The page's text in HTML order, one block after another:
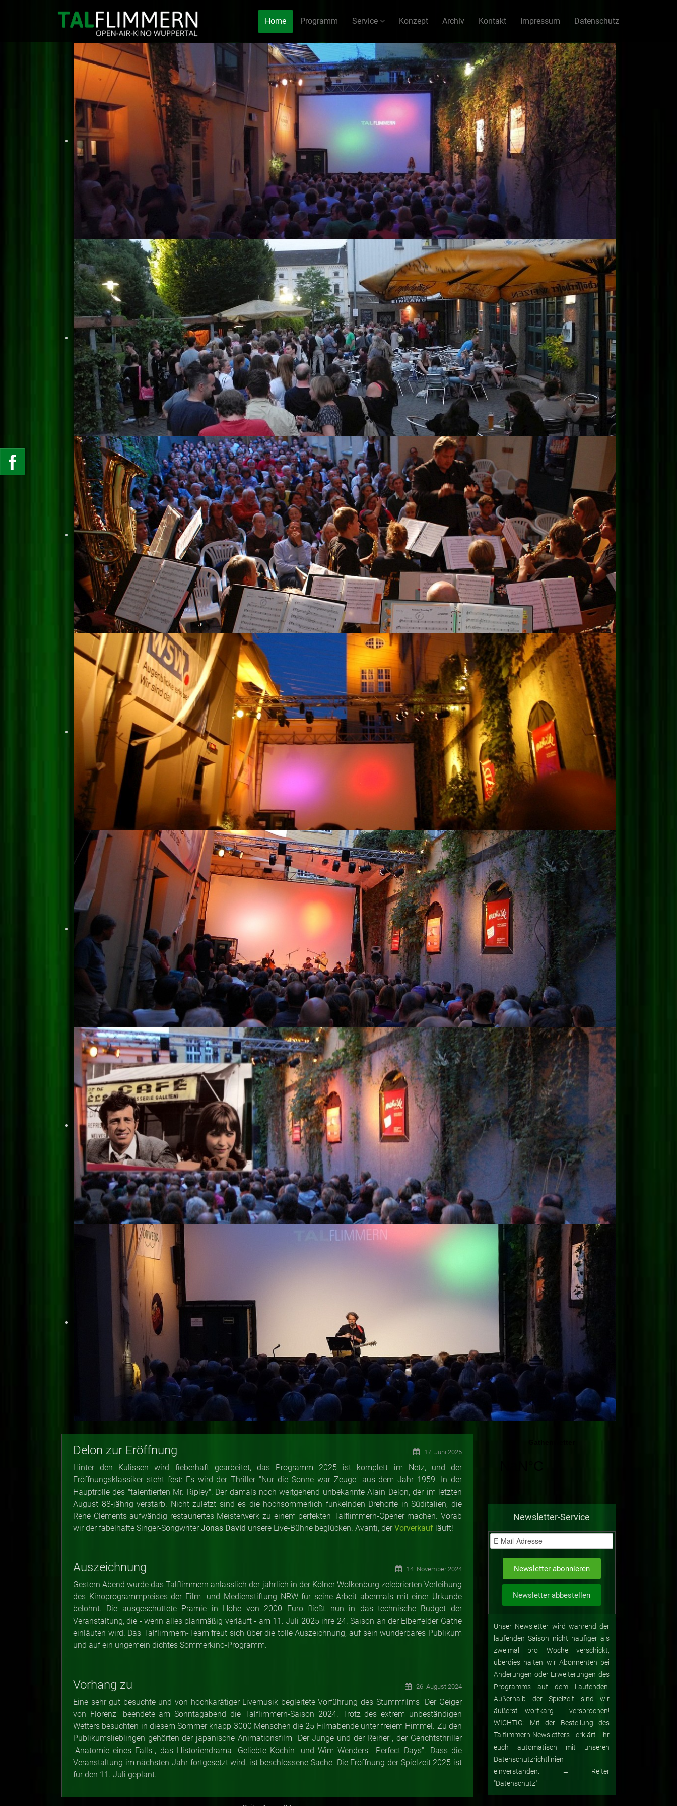
Home Programm Service Konzept Archiv Kontakt Impressum Datenschutz
Delon zur Eröffnung 17. Juni 2025
Hinter den Kulissen wird fieberhaft gearbeitet, das Programm 2025 ist komplett im Netz, und der
Eröffnungsklassiker steht fest: Es wird der Thriller "Nur die Sonne war Zeuge" aus dem Jahr 1959. In der
Hauptrolle des "talentierten Mr. Ripley": Der damals noch weitgehend unbekannte Alain Delon, der im letzten
August 88-jährig verstarb. Nicht zuletzt sind es die hochsommerlich funkelnden Drehorte in Süditalien, die
René Cléments aufwändig restauriertes Meisterwerk zu einem perfekten Talflimmern-Opener machen. Vorab
wir der fabelhafte Singer-SongwriterJonas David unsere Live-Bühne beglücken. Avanti, derVorverkauf läuft!
Auszeichnung 14. November 2024
Gestern Abend wurde das Talflimmern anlässlich der jährlich in der Kölner Wolkenburg zelebrierten Verleihung
des Kinoprogrammpreises der Film- und Medienstiftung NRW für seine Arbeit abermals mit einer Urkunde
belohnt. Die ausgeschüttete Prämie in Höhe von 2000 Euro fließt nun in das technische Budget der
Veranstaltung, die - wenn alles planmäßig verläuft - am 11. Juli 2025 ihre 24. Saison an der Elberfelder Gathe
einläuten wird. Das Talflimmern-Team freut sich über die tolle Auszeichnung, auf sein wunderbares Publikum
und auf ein ungemein dichtes Sommerkino-Programm.
Vorhang zu 26. August 2024
Eine sehr gut besuchte und von hochkarätiger Livemusik begleitete Vorführung des Stummfilms "Der Geiger
von Florenz" beendete am Sonntagabend die Talflimmern-Saison 2024. Trotz des extrem unbeständigen
Wetters besuchten in diesem Sommer knapp 3000 Menschen die 25 Filmabende unter freiem Himmel. Zu den
Publikumslieblingen gehörten der japanische Animationsfilm "Der Junge und der Reiher", der Gerichtsthriller
"Anatomie eines Falls", das Historiendrama "Geliebte Köchin" und Wim Wenders' "Perfect Days". Dass die
Veranstaltung im nächsten Jahr fortgesetzt wird, ist beschlossene Sache. Die Eröffnung der Spielzeit 2025 ist
für den 11. Juli geplant.
Newsletter-Service
Unser Newsletter wird während der
laufenden Saison nicht häufiger als
zweimal pro Woche verschickt,
überdies halten wir Abonnenten bei
Änderungen oder Erweiterungen des
Programms auf dem Laufenden.
Außerhalb der Spielzeit sind wir
äußerst wortkarg - versprochen!
WICHTIG: Mit der Bestellung des
Talflimmern-Newsletters erklärt ihr
euch automatisch mit unseren
Datenschutzrichtlinien
einverstanden. → Reiter
"Datenschutz"